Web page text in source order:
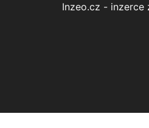
Inzeo.cz - inzerce